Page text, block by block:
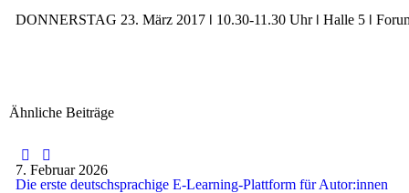
DONNERSTAG 23. März 2017 ǀ 10.30-11.30 Uhr ǀ Halle 5 ǀ
Ähnliche Beiträge
7. Februar 2026
Die erste deutschsprachige E-Learning-Plattform für Autor:innen